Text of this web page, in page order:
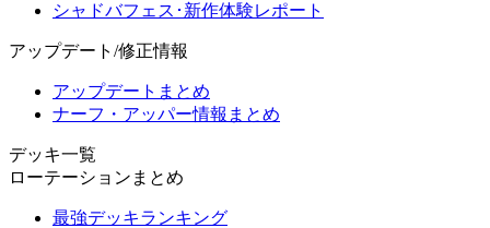
シャドバフェス･新作体験レポート
アップデート/修正情報
アップデートまとめ
ナーフ・アッパー情報まとめ
デッキ一覧
ローテーションまとめ
最強デッキランキング